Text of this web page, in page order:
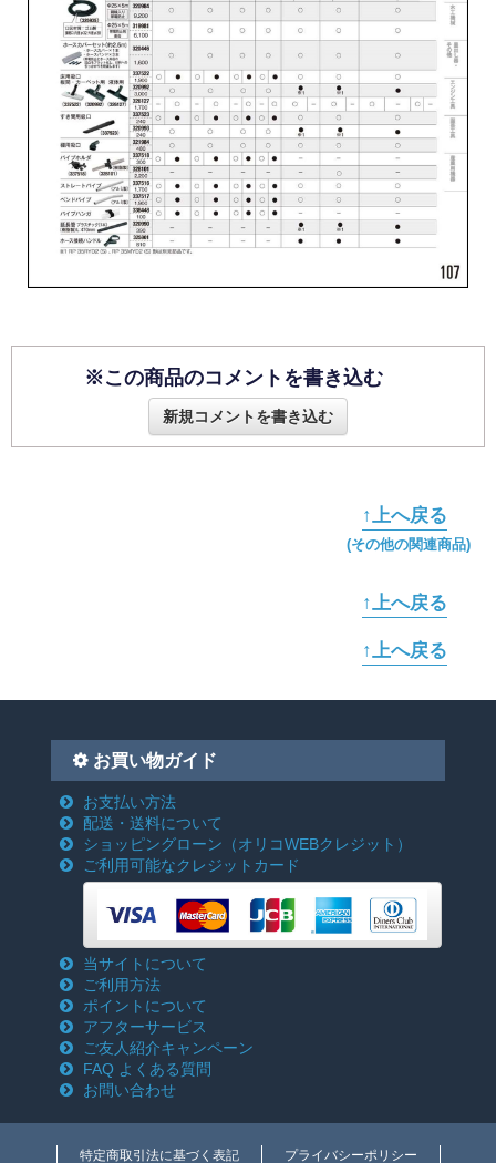
※この商品のコメントを書き込む
新規コメントを書き込む
↑上へ戻る
(その他の関連商品)
↑上へ戻る
↑上へ戻る
お買い物ガイド
お支払い方法
配送・送料について
ショッピングローン （オリコWEBクレジット）
ご利用可能なクレジットカード
当サイトについて
ご利用方法
ポイントについて
アフターサービス
ご友人紹介キャンペーン
FAQ よくある質問
お問い合わせ
特定商取引法に基づく表記 プライバシーポリシー